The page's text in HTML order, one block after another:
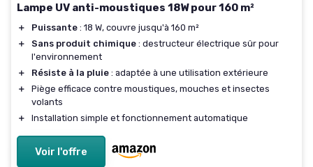
Lampe UV anti-moustiques 18W pour 160 m²
＋ Puissante : 18 W, couvre jusqu'à 160 m²
＋
Sans produit chimique : destructeur électrique sûr pour
l'environnement
＋
Résiste à la pluie : adaptée à une utilisation extérieure
＋
Piège efficace contre moustiques, mouches et insectes
volants
＋
Installation simple et fonctionnement automatique
Voir l'offre